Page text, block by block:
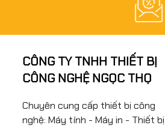
CÔNG TY TNHH THIẾT BỊ
CÔNG NGHỆ NGỌC THỌ
Chuyên cung cấp thiết bị công
nghệ: Máy tính - Máy in - Thiết bị